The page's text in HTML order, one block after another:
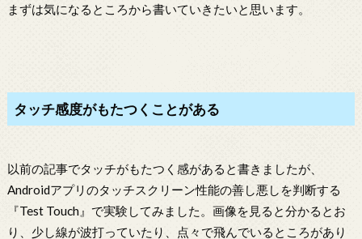
まずは気になるところから書いていきたいと思います。
タッチ感度がもたつくことがある
以前の記事でタッチがもたつく感があると書きましたが、
Androidアプリのタッチスクリーン性能の善し悪しを判断する
『Test Touch』で実験してみました。画像を見ると分かるとお
り、少し線が波打っていたり、点々で飛んでいるところがあり